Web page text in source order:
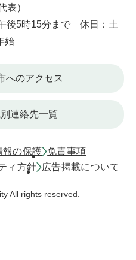
表）
後5時15分まで 休日：土
始
へのアクセス
連絡先一覧
報の保護 免責事項
ィ方針
広告掲載について
All rights reserved.